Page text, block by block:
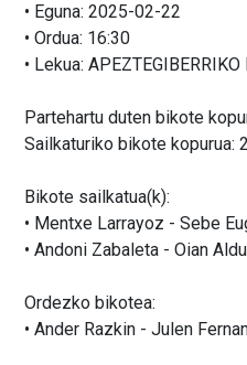
• Eguna: 2025-02-22
• Ordua: 16:30
• Lekua: APEZTEGIBERRIKO
Partehartu duten bikote
Sailkaturiko bikote kopurua:
Bikote sailkatua(k):
• Mentxe Larrayoz - Sebe
• Andoni Zabaleta - Oian
Ordezko bikotea:
• Ander Razkin - Julen